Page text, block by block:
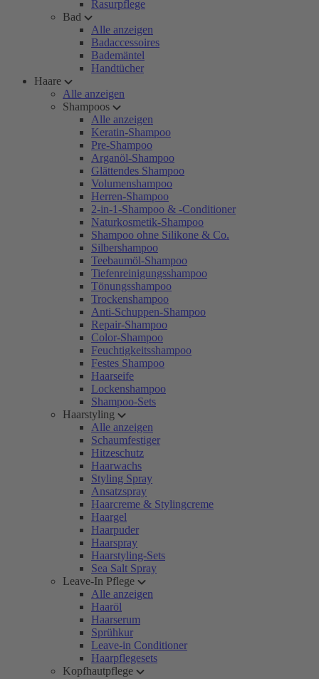
Rasurpflege
Bad
Alle anzeigen
Badaccessoires
Bademäntel
Handtücher
Haare
Alle anzeigen
Shampoos
Alle anzeigen
Keratin-Shampoo
Pre-Shampoo
Arganöl-Shampoo
Glättendes Shampoo
Volumenshampoo
Herren-Shampoo
2-in-1-Shampoo & -Conditioner
Naturkosmetik-Shampoo
Shampoo ohne Silikone & Co.
Silbershampoo
Teebaumöl-Shampoo
Tiefenreinigungsshampoo
Tönungsshampoo
Trockenshampoo
Anti-Schuppen-Shampoo
Repair-Shampoo
Color-Shampoo
Feuchtigkeitsshampoo
Festes Shampoo
Haarseife
Lockenshampoo
Shampoo-Sets
Haarstyling
Alle anzeigen
Schaumfestiger
Hitzeschutz
Haarwachs
Styling Spray
Ansatzspray
Haarcreme & Stylingcreme
Haargel
Haarpuder
Haarspray
Haarstyling-Sets
Sea Salt Spray
Leave-In Pflege
Alle anzeigen
Haaröl
Haarserum
Sprühkur
Leave-in Conditioner
Haarpflegesets
Kopfhautpflege